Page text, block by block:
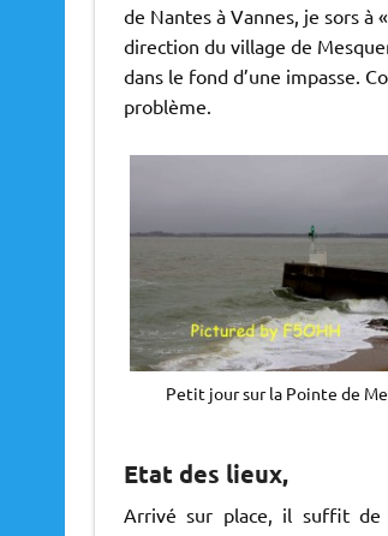
de Nantes à Vannes, je sors à
direction du village de
dans le fond d’une impasse.
problème.
Petit jour sur la Pointe de
Etat des lieux,
Arrivé sur place, il suffit de